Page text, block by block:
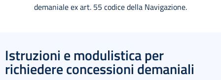
demaniale ex art. 55 codice della Navigazione.
Istruzioni e modulistica per
richiedere concessioni demaniali